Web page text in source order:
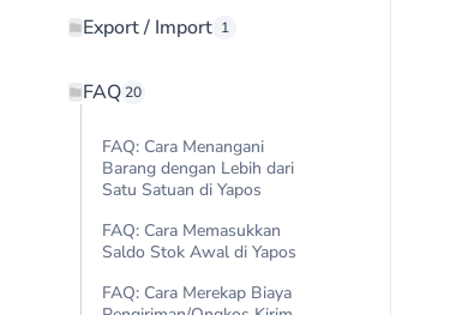
Export / Import 1
FAQ 20
FAQ: Cara Menangani
Barang dengan Lebih dari
Satu Satuan di Yapos
FAQ: Cara Memasukkan
Saldo Stok Awal di Yapos
FAQ: Cara Merekap Biaya